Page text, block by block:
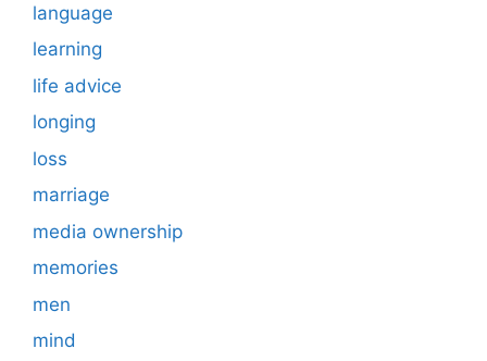
language
learning
life advice
longing
loss
marriage
media ownership
memories
men
mind